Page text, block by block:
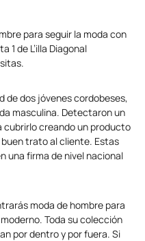
para seguir la moda con
1 de L’illa Diagonal
de dos jóvenes cordobeses,
masculina. Detectaron un
cubrirlo creando un producto
trato al cliente. Estas
una firma de nivel nacional
moda de hombre para
Toda su colección
por dentro y por fuera. Si